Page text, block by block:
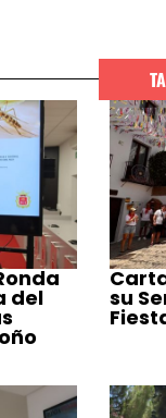
del su